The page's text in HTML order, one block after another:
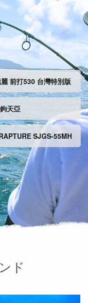
前打530 台灣特別版
天亞
SJGS-55MH
ド